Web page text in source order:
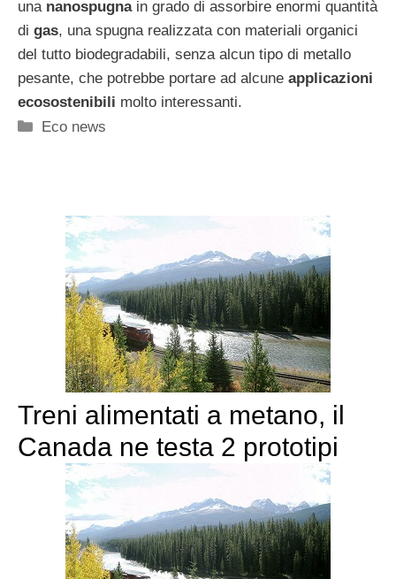
una nanospugnain grado di assorbire enormi quantità
di gas, una spugna realizzata con materiali organici
del tutto biodegradabili, senza alcun tipo di metallo
pesante, che potrebbe portare ad alcune applicazioni
ecosostenibili molto interessanti.
Categorie
Eco news
Treni alimentati a metano, il
Canada ne testa 2 prototipi